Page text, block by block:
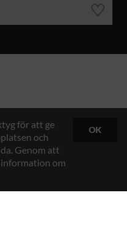
för att ge
och
Genom att
om
OK